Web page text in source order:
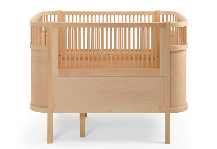
Legetøj og spil
Mor & Far
Møbler & sengetøj
Tilbehør
Reservedele
Tips til gaver
Vores favoritter